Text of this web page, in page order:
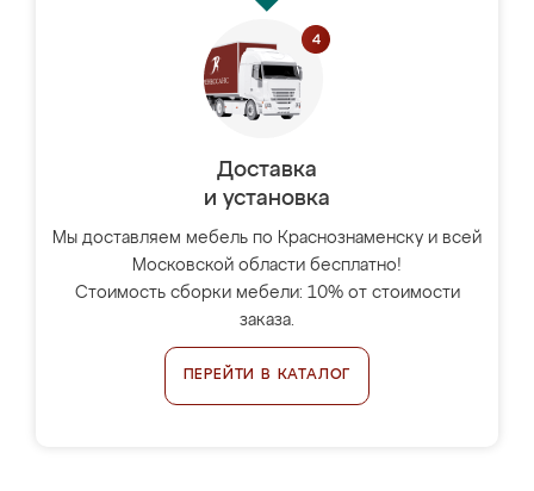
Доставка
и установка
Мы доставляем мебель по Краснознаменску и всей
Московской области бесплатно!
Стоимость сборки мебели: 10% от стоимости
заказа.
ПЕРЕЙТИ В КАТАЛОГ